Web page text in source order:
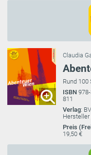
Claudia
Rund 100
ISBN
811
Verlag:
Preis
19,50 €